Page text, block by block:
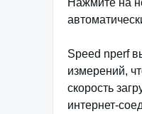
Speed nperf
измерений,
скорость
интернет-